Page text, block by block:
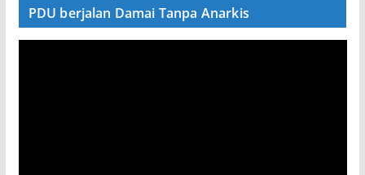
PDU berjalan Damai Tanpa Anarkis